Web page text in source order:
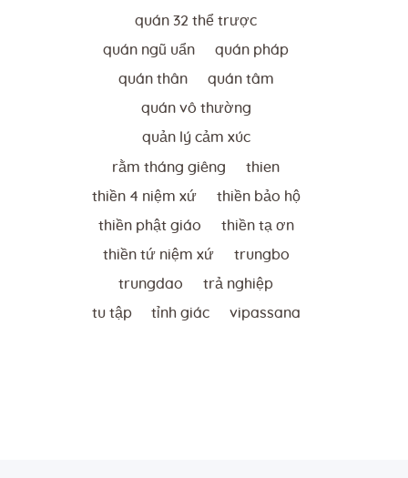
quán 32 thể trược
quán ngũ uẩn quán pháp
quán thân quán tâm
quán vô thường
quản lý cảm xúc
rằm tháng giêng thien
thiền 4 niệm xứ thiền bảo hộ
thiền phật giáo thiền tạ ơn
thiền tứ niệm xứ trungbo
trungdao trả nghiệp
tu tập tỉnh giác vipassana